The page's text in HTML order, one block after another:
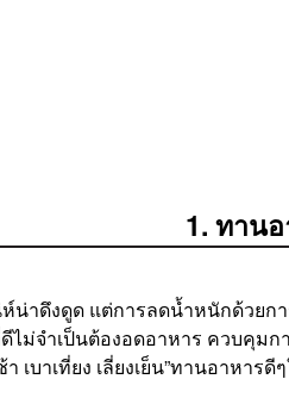
1. ทาน
น่าดึงดูด แต่การลดน้ำหนักด้วย
ม่จำเป็นต้องอดอาหาร ควบคุม
เบาเที่ยง เลี่ยงเย็น”ทานอาหา